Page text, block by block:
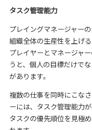
タスク管理能力
プレイングマネージャー
組織全体の生産性を上げる
プレイヤーとマネージャ
うと、個人の目標だけで
があります。
複数の仕事を同時にこな
ーには、タスク管理能力が
タスクの優先順位を見極